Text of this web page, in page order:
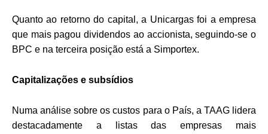
Quanto ao retorno do capital, a Unicargas foi a empresa
que mais pagou dividendos ao accionista, seguindo-se o
BPC e na terceira posição está a Simportex.
Capitalizações e subsídios
Numa análise sobre os custos para o País, a TAAG lidera
destacadamente a listas das empresas mais